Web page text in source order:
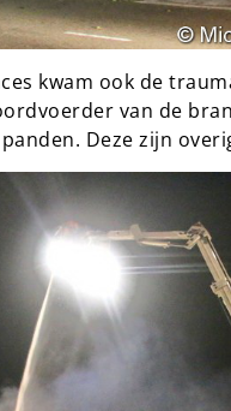
kwam ook de
van de
Deze zijn